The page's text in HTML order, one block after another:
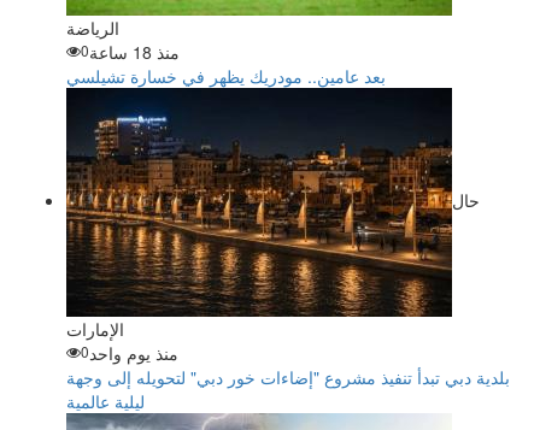
الرياضة
منذ 18 ساعة
0
بعد عامين.. مودريك يظهر في خسارة تشيلسي
حال
الإمارات
منذ يوم واحد0
بلدية دبي تبدأ تنفيذ مشروع "إضاءات خور دبي" لتحويله إلى وجهة
ليلية عالمية